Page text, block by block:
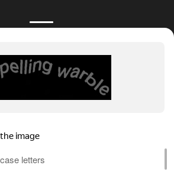
Принимаем к оплате:
E-mail рассылка